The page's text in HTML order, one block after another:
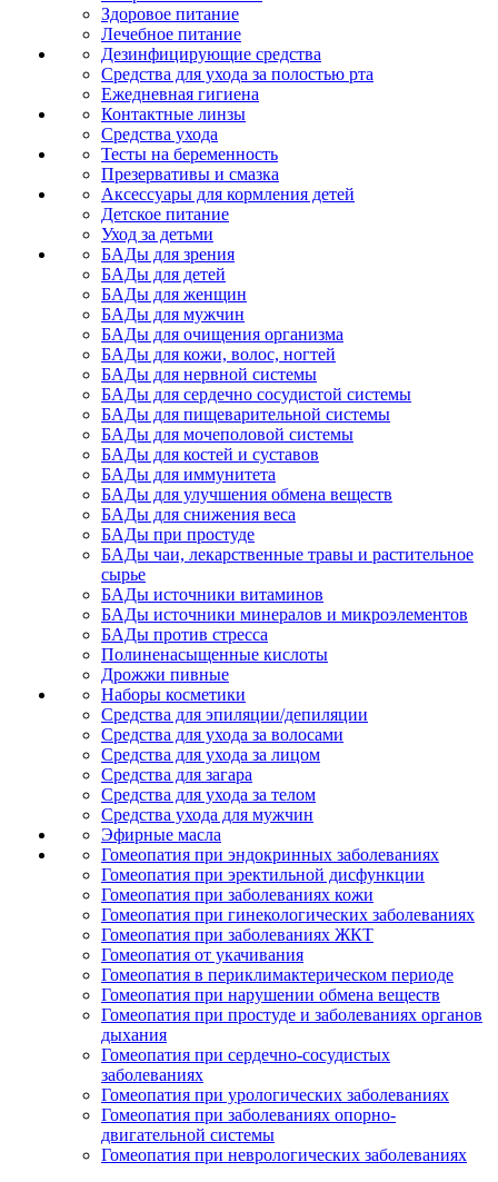
Здоровое питание
Лечебное питание
Дезинфицирующие средства
Средства для ухода за полостью рта
Ежедневная гигиена
Контактные линзы
Средства ухода
Тесты на беременность
Презервативы и смазка
Аксессуары для кормления детей
Детское питание
Уход за детьми
БАДы для зрения
БАДы для детей
БАДы для женщин
БАДы для мужчин
БАДы для очищения организма
БАДы для кожи, волос, ногтей
БАДы для нервной системы
БАДы для сердечно сосудистой системы
БАДы для пищеварительной системы
БАДы для мочеполовой системы
БАДы для костей и суставов
БАДы для иммунитета
БАДы для улучшения обмена веществ
БАДы для снижения веса
БАДы при простуде
БАДы чаи, лекарственные травы и растительное
сырье
БАДы источники витаминов
БАДы источники минералов и микроэлементов
БАДы против стресса
Полиненасыщенные кислоты
Дрожжи пивные
Наборы косметики
Средства для эпиляции/депиляции
Средства для ухода за волосами
Средства для ухода за лицом
Средства для загара
Средства для ухода за телом
Средства ухода для мужчин
Эфирные масла
Гомеопатия при эндокринных заболеваниях
Гомеопатия при эректильной дисфункции
Гомеопатия при заболеваниях кожи
Гомеопатия при гинекологических заболеваниях
Гомеопатия при заболеваниях ЖКТ
Гомеопатия от укачивания
Гомеопатия в периклимактерическом периоде
Гомеопатия при нарушении обмена веществ
Гомеопатия при простуде и заболеваниях органов
дыхания
Гомеопатия при сердечно-сосудистых
заболеваниях
Гомеопатия при урологических заболеваниях
Гомеопатия при заболеваниях опорно-
двигательной системы
Гомеопатия при неврологических заболеваниях